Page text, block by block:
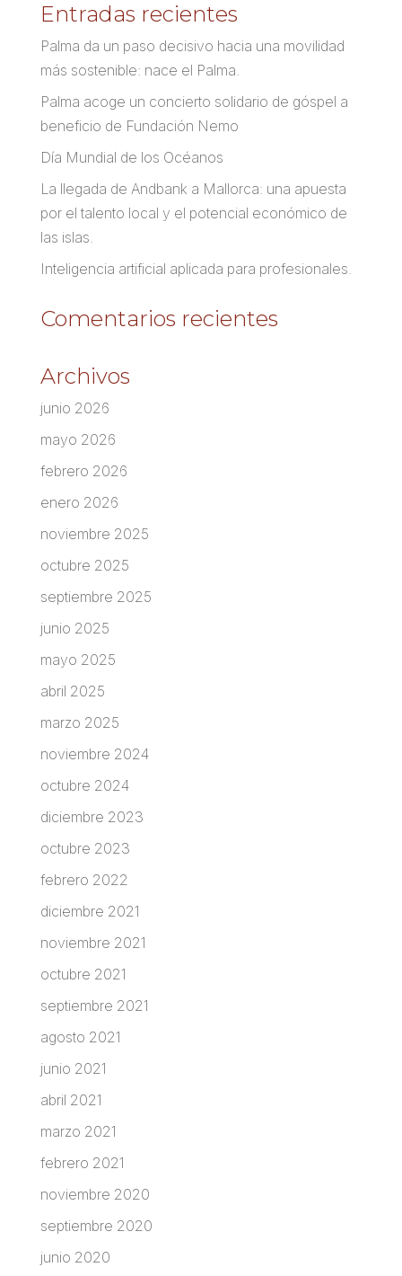
Entradas recientes
Palma da un paso decisivo hacia una movilidad
más sostenible: nace el Palma.
Palma acoge un concierto solidario de góspel a
beneficio de Fundación Nemo
Día Mundial de los Océanos
La llegada de Andbank a Mallorca: una apuesta
por el talento local y el potencial económico de
las islas.
Inteligencia artificial aplicada para profesionales.
Comentarios recientes
Archivos
junio 2026
mayo 2026
febrero 2026
enero 2026
noviembre 2025
octubre 2025
septiembre 2025
junio 2025
mayo 2025
abril 2025
marzo 2025
noviembre 2024
octubre 2024
diciembre 2023
octubre 2023
febrero 2022
diciembre 2021
noviembre 2021
octubre 2021
septiembre 2021
agosto 2021
junio 2021
abril 2021
marzo 2021
febrero 2021
noviembre 2020
septiembre 2020
junio 2020